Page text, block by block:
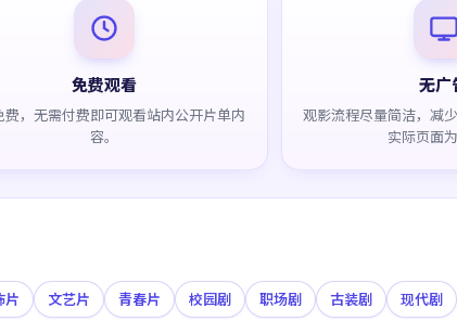
免费观看
费，无需付费即可观看站内公开片单内
容。
无广
观影流程尽量简洁，减
实际页面为
片 文艺片 青春片 校园剧 职场剧 古装剧 现代剧